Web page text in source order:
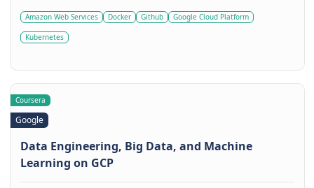
Amazon Web Services Docker Github Google Cloud Platform
Kubernetes
Coursera
Google
Data Engineering, Big Data, and Machine
Learning on GCP